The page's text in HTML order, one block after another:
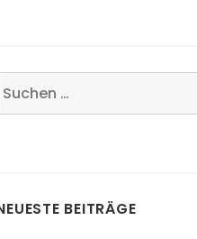
Suchen
BEITRÄGE